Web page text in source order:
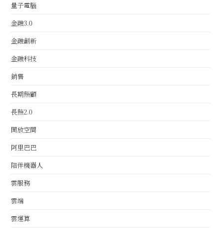
量子電腦
金融3.0
金融創新
金融科技
銷售
長期照顧
長照2.0
開放空間
阿里巴巴
陪伴機器人
雲服務
雲端
雲運算